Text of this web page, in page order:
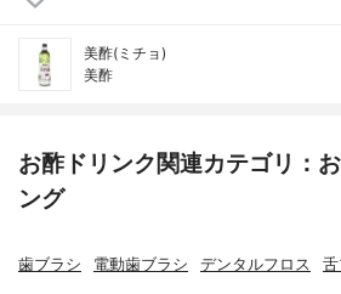
美酢(ミチョ)
美酢
お酢ドリンク関連カテゴリ：
ング
歯ブラシ 電動歯ブラシ デンタルフロス